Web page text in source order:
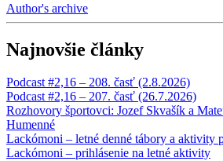
Author's archive
Najnovšie články
Podcast #2,16 – 208. časť (2.8.2026)
Podcast #2,16 – 207. časť (26.7.2026)
Rozhovory športovci: Jozef Skvašík a
Humenné
Lackómoni – letné denné tábory a aktivity
Lackómoni – prihlásenie na letné aktivity